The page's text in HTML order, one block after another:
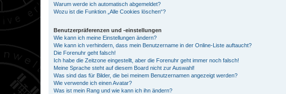
Warum werde ich automatisch abgemeldet?
Wozu ist die Funktion „Alle Cookies löschen“?
Benutzerpräferenzen und -einstellungen
Wie kann ich meine Einstellungen ändern?
Wie kann ich verhindern, dass mein Benutzername in der Online-Liste auftaucht?
Die Forenuhr geht falsch!
Ich habe die Zeitzone eingestellt, aber die Forenuhr geht immer noch falsch!
Meine Sprache steht auf diesem Board nicht zur Auswahl!
Was sind das für Bilder, die bei meinem Benutzernamen angezeigt werden?
Wie verwende ich einen Avatar?
Was ist mein Rang und wie kann ich ihn ändern?